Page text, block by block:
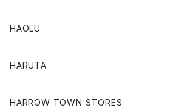
カーディガン
コート
トップス
シャツ
スウェット
レディース
カーディガン
ボトム
トップス
Tシャツ
ロンTEE
HAOLU
HARUTA
HARROW TOWN STORES